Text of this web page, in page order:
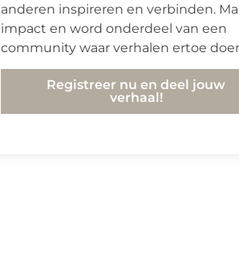
anderen inspireren en verbinden.
impact en word onderdeel van een
community waar verhalen ertoe
Registreer nu en deel jouw
verhaal!